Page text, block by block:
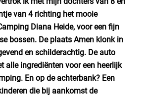
van 4 richting het mooie
Diana Heide, voor een fijn
bossen. De plaats Amen klonk in
en schilderachtig. De auto
alle ingrediënten voor een heerlijk
En op de achterbank? Een
die bij aankomst de